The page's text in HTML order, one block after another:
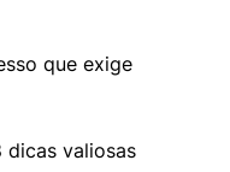
que exige
dicas valiosas